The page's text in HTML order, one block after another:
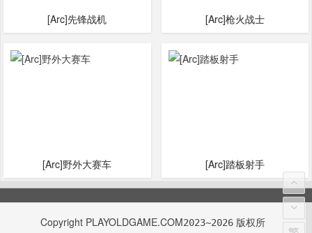
[Arc]先锋战机 [Arc]枪火战士
[Arc]野外大赛车 [Arc]踏板射手
Copyright PLAYOLDGAME.COM2023~2026 版权所